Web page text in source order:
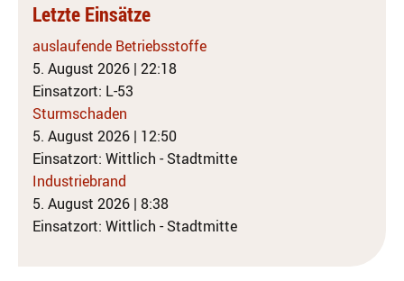
Letzte Einsätze
auslaufende Betriebsstoffe
5. August 2026 | 22:18
Einsatzort: L-53
Sturmschaden
5. August 2026 | 12:50
Einsatzort: Wittlich - Stadtmitte
Industriebrand
5. August 2026 | 8:38
Einsatzort: Wittlich - Stadtmitte